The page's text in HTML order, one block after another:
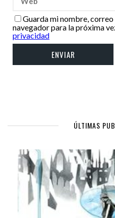
Guarda mi nombre,
navegador para la próxima
privacidad
ÚLTIMAS